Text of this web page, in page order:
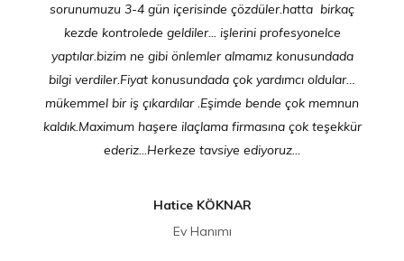
sorunumuzu 3-4 gün içerisinde çözdüler.hatta birkaç
kezde kontrolede geldiler... işlerini profesyonelce
yaptılar.bizim ne gibi önlemler almamız konusundada
bilgi verdiler.Fiyat konusundada çok yardımcı oldular…
mükemmel bir iş çıkardılar .Eşimde bende çok memnun
kaldık.Maximum haşere ilaçlama firmasına çok teşekkür
ederiz...Herkeze tavsiye ediyoruz...
Hatice KÖKNAR
Ev Hanımı